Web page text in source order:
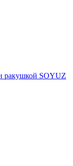
ракушкой SOYUZ